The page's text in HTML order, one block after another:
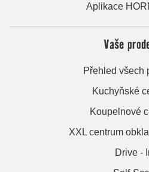
Aplikace
Vaše
Přehled všech
Kuchyňské
Koupelnové
XXL centrum
Drive -